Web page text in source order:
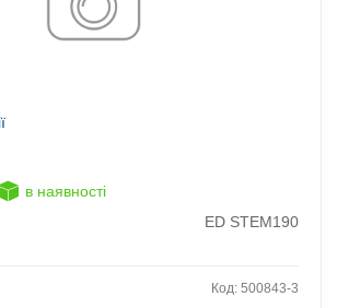
в наявності
ED STEM190
Код: 500843-3